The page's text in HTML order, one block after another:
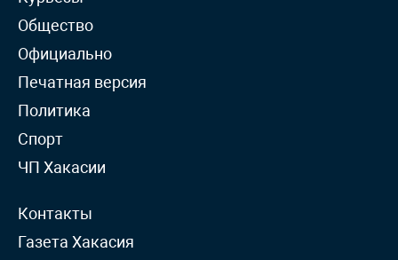
Общество
Официально
Печатная версия
Политика
Спорт
ЧП Хакасии
Контакты
Газета Хакасия